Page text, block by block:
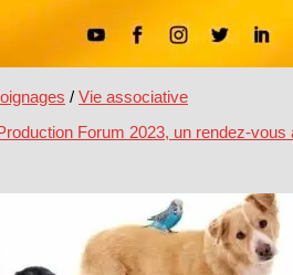
/ Vie associative
Forum 2023, un rendez-vous